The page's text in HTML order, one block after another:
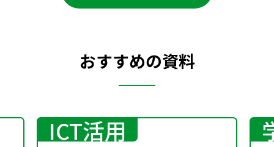
おすすめの資料
ICT活用